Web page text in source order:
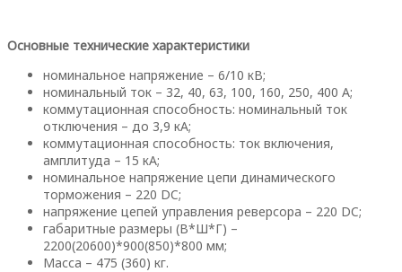
Основные технические характеристики
номинальное напряжение – 6/10 кВ;
номинальный ток – 32, 40, 63, 100, 160, 250, 400 А;
коммутационная способность: номинальный ток
отключения – до 3,9 кА;
коммутационная способность: ток включения,
амплитуда – 15 кА;
номинальное напряжение цепи динамического
торможения – 220 DC;
напряжение цепей управления реверсора – 220 DC;
габаритные размеры (В*Ш*Г) –
2200(20600)*900(850)*800 мм;
Масса – 475 (360) кг.